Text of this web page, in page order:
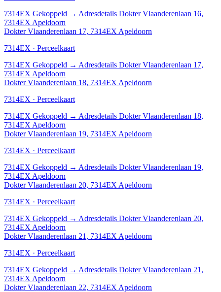
7314EX Gekoppeld → Adresdetails Dokter Vlaanderenlaan 16,
7314EX Apeldoorn
Dokter Vlaanderenlaan 17, 7314EX Apeldoorn
7314EX · Perceelkaart
7314EX Gekoppeld → Adresdetails Dokter Vlaanderenlaan 17,
7314EX Apeldoorn
Dokter Vlaanderenlaan 18, 7314EX Apeldoorn
7314EX · Perceelkaart
7314EX Gekoppeld → Adresdetails Dokter Vlaanderenlaan 18,
7314EX Apeldoorn
Dokter Vlaanderenlaan 19, 7314EX Apeldoorn
7314EX · Perceelkaart
7314EX Gekoppeld → Adresdetails Dokter Vlaanderenlaan 19,
7314EX Apeldoorn
Dokter Vlaanderenlaan 20, 7314EX Apeldoorn
7314EX · Perceelkaart
7314EX Gekoppeld → Adresdetails Dokter Vlaanderenlaan 20,
7314EX Apeldoorn
Dokter Vlaanderenlaan 21, 7314EX Apeldoorn
7314EX · Perceelkaart
7314EX Gekoppeld → Adresdetails Dokter Vlaanderenlaan 21,
7314EX Apeldoorn
Dokter Vlaanderenlaan 22, 7314EX Apeldoorn